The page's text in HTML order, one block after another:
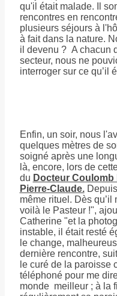
qu'il était malade. Il
rencontres en
plusieurs séjours à
à fait dans la nature.
il devenu ? A chacun
secteur, nous ne
interroger sur ce qu’il
Enfin, un soir, nous
quelques mètres de
soigné après une
là, encore, lors de
du Docteur Coulomb
Pierre-Claude.Depuis
même rituel. Dès qu’il
voilà le Pasteur !",
Catherine "et la
instable, il était resté
le change,
dernière rencontre,
le curé de la paroisse
téléphoné pour me
monde meilleur ; à la